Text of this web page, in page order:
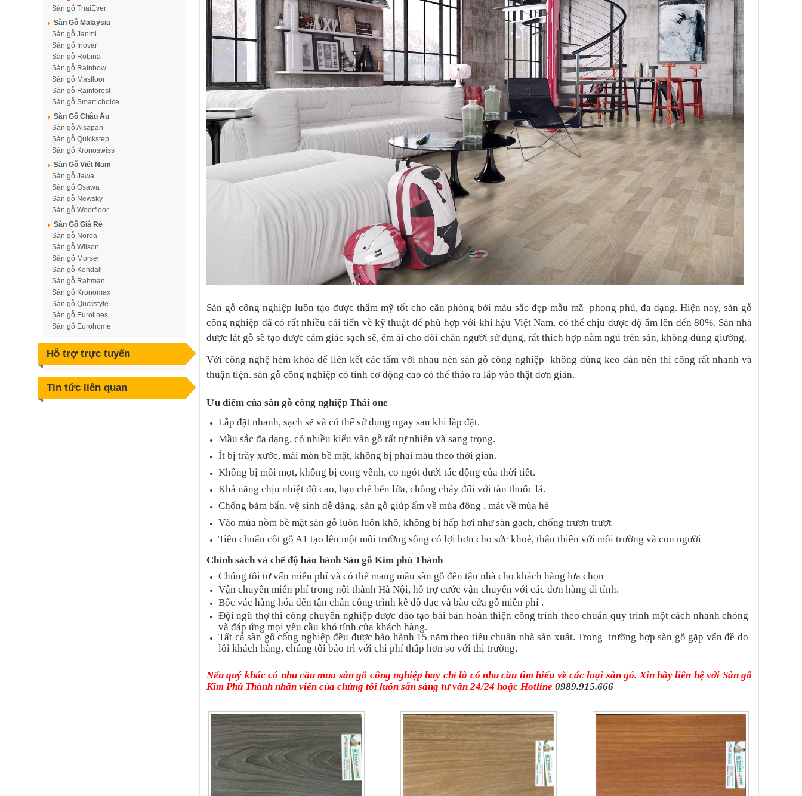
Sàn gỗ ThaiEver
Sàn Gỗ Malaysia
Sàn gỗ Janmi
Sàn gỗ Inovar
Sàn gỗ Robina
Sàn gỗ Rainbow
Sàn gỗ Masfloor
Sàn gỗ Rainforest
Sàn gỗ Smart choice
Sàn Gỗ Châu Âu
Sàn gỗ Alsapan
Sàn gỗ Quickstep
Sàn gỗ Kronoswiss
Sàn Gỗ Việt Nam
Sàn gỗ Jawa
Sàn gỗ Osawa
Sàn gỗ Newsky
Sàn gỗ Woorfloor
Sàn Gỗ Giá Rẻ
Sàn gỗ Norda
Sàn gỗ Wilson
Sàn gỗ Morser
Sàn gỗ Kendall
Sàn gỗ Rahman
Sàn gỗ Kronomax
Sàn gỗ Quckstyle
Sàn gỗ Eurolines
Sàn gỗ Eurohome
Hỗ trợ trực tuyến
Tin tức liên quan
Sàn gỗ công nghiệp luôn tạo được thẩm mỹ tốt cho căn phòng bởi màu sắc đẹp mẫu mã phong phú, đa dạng. Hiện nay, sàn gỗ
công nghiệp đã có rất nhiều cải tiến về kỹ thuật để phù hợp với khí hậu Việt Nam, có thể chịu được độ ẩm lên đến 80%. Sàn nhà
được lát gỗ sẽ tạo được cảm giác sạch sẽ, êm ái cho đôi chân người sử dụng, rất thích hợp nằm ngủ trên sàn, không dùng giường.
Với công nghệ hèm khóa để liên kết các tấm với nhau nên sàn gỗ công nghiệp không dùng keo dán nên thi công rất nhanh và
thuận tiện. sàn gỗ công nghiệp có tính cơ động cao có thể tháo ra lắp vào thật đơn giản.
Ưu điểm của sàn gỗ công nghiệp Thái one
Lắp đặt nhanh, sạch sẽ và có thể sử dụng ngay sau khi lắp đặt.
Mầu sắc đa dạng, có nhiều kiểu vân gỗ rất tự nhiên và sang trọng.
Ít bị trầy xước, mài mòn bề mặt, không bị phai màu theo thời gian.
Không bị mối mọt, không bị cong vênh, co ngót dưới tác động của thời tiết.
Khả năng chịu nhiệt độ cao, hạn chế bén lửa, chống cháy đối với tàn thuốc lá.
Chống bám bẩn, vệ sinh dễ dàng, sàn gỗ giúp ấm về mùa đông , mát về mùa hè
Vào mùa nồm bề mặt sàn gỗ luôn luôn khô, không bị hấp hơi như sàn gạch, chống trươn trượt
Tiêu chuẩn cốt gỗ A1 tạo lên một môi trường sống có lợi hơn cho sức khoẻ, thân thiên với môi trường và con người
Chính sách và chế độ bảo hành Sàn gỗ Kim phú Thành
Chúng tôi tư vấn miễn phí và có thể mang mẫu sàn gỗ đến tận nhà cho khách hàng lựa chọn
Vận chuyển miễn phí trong nội thành Hà Nội, hỗ trợ cước vận chuyển với các đơn hàng đi tỉnh.
Bốc vác hàng hóa đến tận chân công trình kê đồ đạc và bào cửa gỗ miễn phí .
Đội ngũ thợ thi công chuyên nghiệp được đào tạo bài bản hoàn thiện công trình theo chuẩn quy trình một cách nhanh chóng
và đáp ứng mọi yêu cầu khó tính của khách hàng.
Tất cả sàn gỗ công nghiệp đều được bảo hành 15 năm theo tiêu chuẩn nhà sản xuất. Trong trường hợp sàn gỗ gặp vấn đề do
lỗi khách hàng, chúng tôi bảo trì với chi phí thấp hơn so với thị trường.
Nếu quý khác có nhu cầu mua sàn gỗ công nghiệp hay chỉ là có nhu cầu tìm hiểu về các loại sàn gỗ. Xin hãy liên hệ với Sàn gỗ
Kim Phú Thành nhân viên của chúng tôi luôn sẵn sàng tư vấn 24/24 hoặc Hotline 0989.915.666